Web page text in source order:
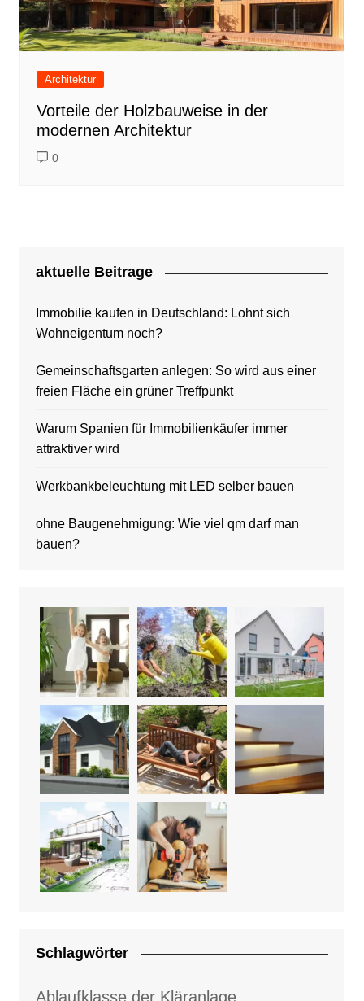
Architektur
Vorteile der Holzbauweise in der
modernen Architektur
0
aktuelle Beitrage
Immobilie kaufen in Deutschland: Lohnt sich
Wohneigentum noch?
Gemeinschaftsgarten anlegen: So wird aus einer
freien Fläche ein grüner Treffpunkt
Warum Spanien für Immobilienkäufer immer
attraktiver wird
Werkbankbeleuchtung mit LED selber bauen
ohne Baugenehmigung: Wie viel qm darf man
bauen?
Schlagwörter
Ablaufklasse der Kläranlage